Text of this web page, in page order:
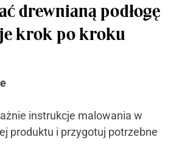
drewnianą podłogę
krok po kroku
instrukcje malowania w
produktu i przygotuj potrzebne